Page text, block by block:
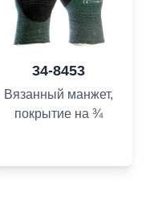
34-8453
Вязанный манжет,
покрытие на ¾